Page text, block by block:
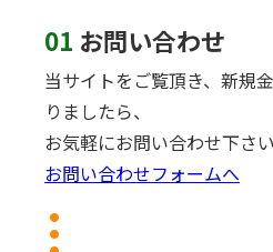
01 お問い合わせ
当サイトをご覧頂き、新規
りましたら、
お気軽にお問い合わせ下さい
お問い合わせフォームへ